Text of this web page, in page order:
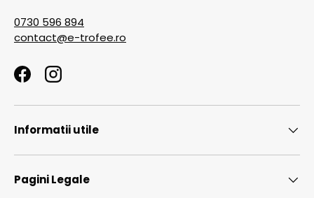
0730 596 894
contact@e-trofee.ro
FacebookInstagram
Informatii utile
Pagini Legale